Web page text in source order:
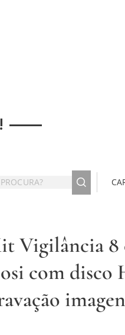
Vigilância 8
com disco